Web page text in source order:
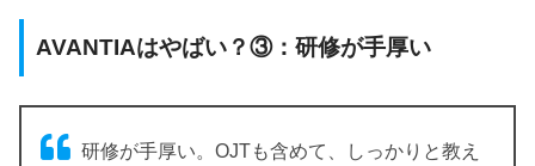
AVANTIAはやばい？③：研修が手厚い
研修が手厚い。OJTも含めて、しっかりと教え